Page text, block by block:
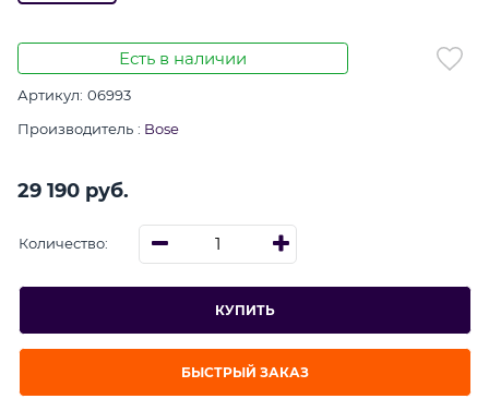
Есть в наличии
Артикул: 06993
Производитель : Bose
29 190 руб.
Количество:
КУПИТЬ
БЫСТРЫЙ ЗАКАЗ